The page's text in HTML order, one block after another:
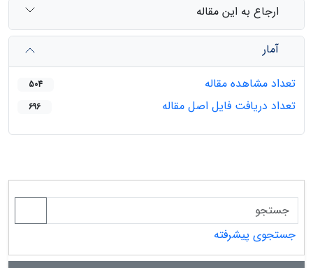
ارجاع به این مقاله
آمار
تعداد مشاهده مقاله
504
تعداد دریافت فایل اصل مقاله 696
جستجوی پیشرفته